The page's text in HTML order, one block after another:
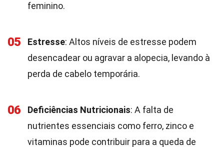
feminino.
05 Estresse: Altos níveis de estresse podem
desencadear ou agravar a alopecia, levando à
perda de cabelo temporária.
06 Deficiências Nutricionais: A falta de
nutrientes essenciais como ferro, zinco e
vitaminas pode contribuir para a queda de